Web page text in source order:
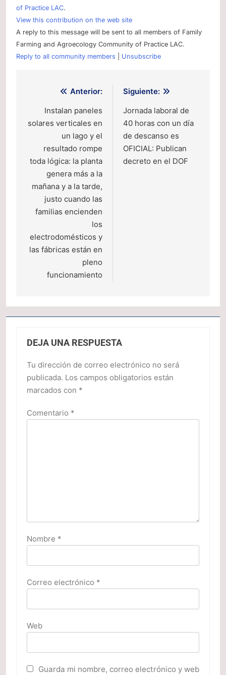
of Practice LAC.
View this contribution on the web site
A reply to this message will be sent to all members of Family
Farming and Agroecology Community of Practice LAC.
Reply to all community members
Unsubscribe
Navegación
de
entradas
Anterior:
Instalan paneles
solares verticales en
un lago y el
resultado rompe
toda lógica: la planta
genera más a la
mañana y a la tarde,
justo cuando las
familias encienden
los
electrodomésticos y
las fábricas están en
pleno
funcionamiento
Siguiente:
Jornada laboral de
40 horas con un día
de descanso es
OFICIAL: Publican
decreto en el DOF
DEJA UNA RESPUESTA
Tu dirección de correo electrónico no será
publicada. Los campos obligatorios están
marcados con *
Comentario *
Nombre *
Correo electrónico *
Web
Guarda mi nombre, correo electrónico y web